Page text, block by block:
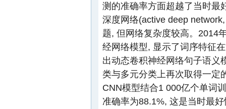
测的准确率方面超越了当时最
深度网络(active deep
题, 但网络复杂度较高。2014
经网络模型, 显示了词序特征
出动态卷积神经网络句子语义
类与多元分类上再次取得一定
CNN模型结合1 000亿个单词
准确率为88.1%, 这是当时最